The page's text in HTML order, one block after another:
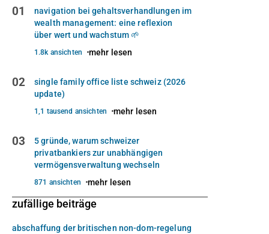
01
navigation bei gehaltsverhandlungen im
wealth management: eine reflexion
über wert und wachstum 🌱
1.8k ansichten mehr lesen
02
single family office liste schweiz (2026
update)
1,1 tausend ansichten mehr lesen
03
5 gründe, warum schweizer
privatbankiers zur unabhängigen
vermögensverwaltung wechseln
871 ansichten mehr lesen
zufällige beiträge
abschaffung der britischen non-dom-regelung